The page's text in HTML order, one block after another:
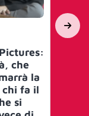
che
la
fa il
si